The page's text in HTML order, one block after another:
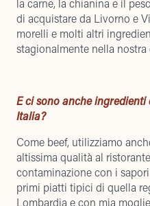
la carne, la chianina e il
di acquistare da Livorno e
morelli e molti altri
stagionalmente nella nostra
E ci sono anche
Italia?
Come beef, utilizziamo
altissima qualità al ristorante
contaminazione con i
primi piatti tipici di quella
Lombardia e con mia